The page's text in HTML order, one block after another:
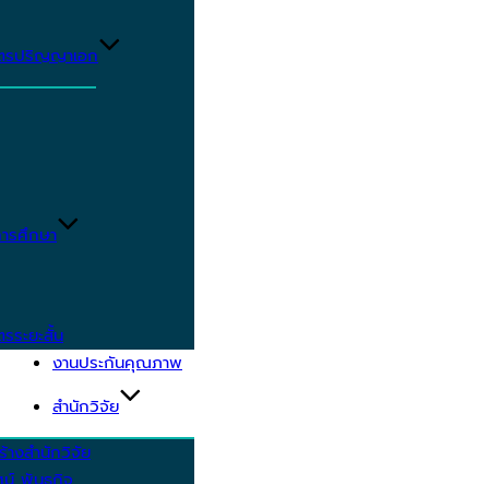
รปริญญาเอก
รศึกษา
ระยะสั้น
งานประกันคุณภาพ
สำนักวิจัย
างสำนักวิจัย